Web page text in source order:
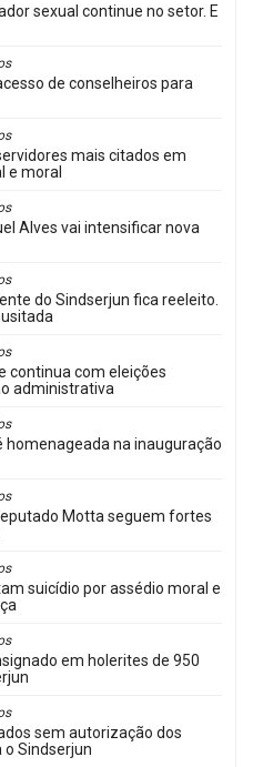
sexual continue no setor. E
de conselheiros para
mais citados em
e moral
Alves vai intensificar nova
do Sindserjun fica reeleito.
continua com eleições
administrativa
homenageada na inauguração
Motta seguem fortes
suicídio por assédio moral e
em holerites de 950
sem autorização dos
Sindserjun